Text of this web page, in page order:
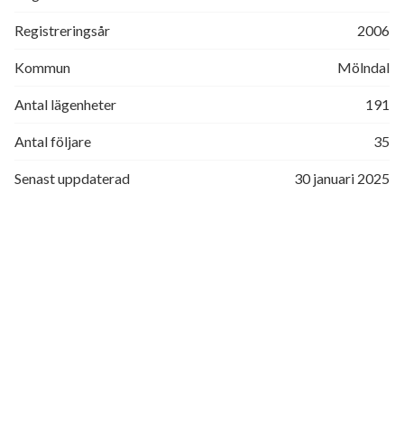
Registreringsår 2006
Kommun Mölndal
Antal lägenheter 191
Antal följare 35
Senast uppdaterad 30 januari 2025